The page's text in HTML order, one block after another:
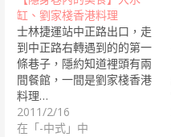
缸、劉家棧香港料理
士林捷運站中正路出口，走
到中正路右轉遇到的的第一
條巷子，隱約知道裡頭有兩
間餐館，一間是劉家棧香港
料理…
2011/2/16
在「-中式」中